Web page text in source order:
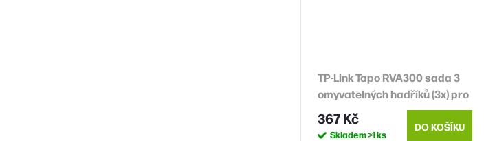
TP-Link Tapo RVA300 sada 3
omyvatelných hadříků (3x) pro
Tapo RV30 Plus, RV30, RV10
Plus, RV10
367 Kč
Skladem>1 ks
DO KOŠÍKU